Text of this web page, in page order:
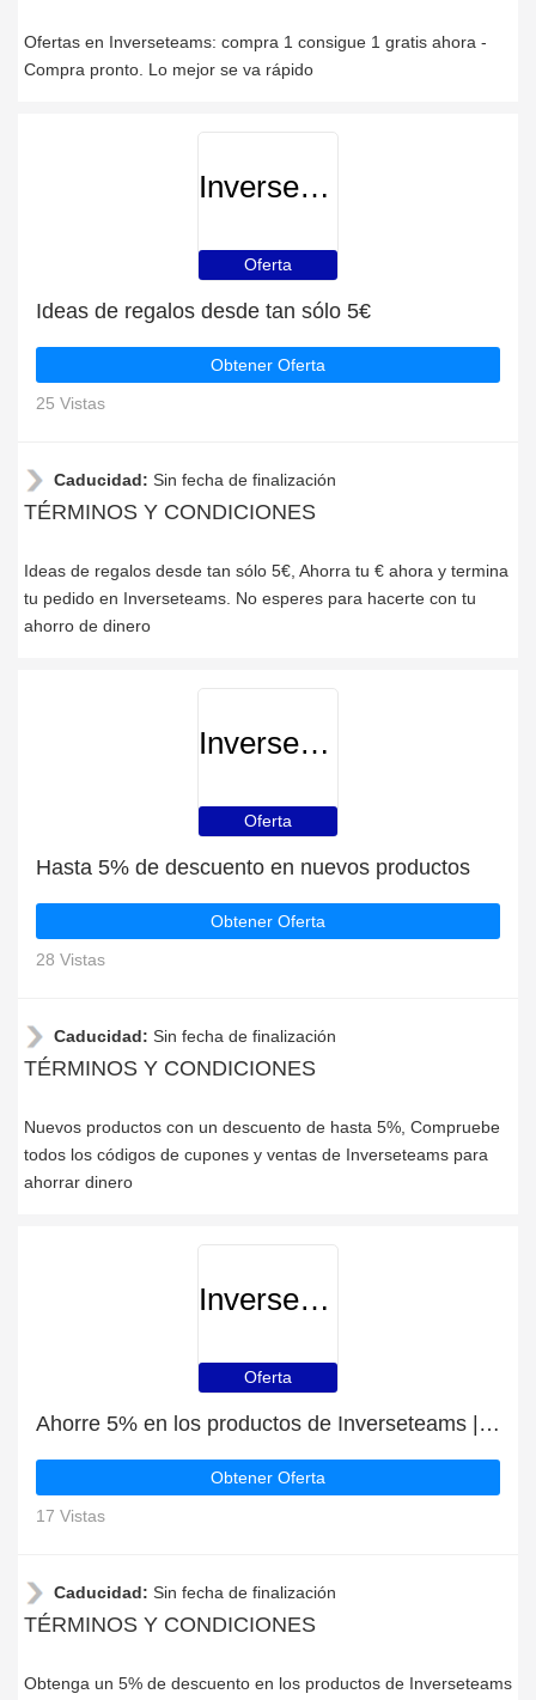
Ofertas en Inverseteams: compra 1 consigue 1 gratis ahora -
Compra pronto. Lo mejor se va rápido
Inverseteams
Oferta
Ideas de regalos desde tan sólo 5€
Obtener Oferta
25 Vistas
Caducidad: Sin fecha de finalización
TÉRMINOS Y CONDICIONES
Ideas de regalos desde tan sólo 5€, Ahorra tu € ahora y termina
tu pedido en Inverseteams. No esperes para hacerte con tu
ahorro de dinero
Inverseteams
Oferta
Hasta 5% de descuento en nuevos productos
Obtener Oferta
28 Vistas
Caducidad: Sin fecha de finalización
TÉRMINOS Y CONDICIONES
Nuevos productos con un descuento de hasta 5%, Compruebe
todos los códigos de cupones y ventas de Inverseteams para
ahorrar dinero
Inverseteams
Oferta
Ahorre 5% en los productos de Inverseteams | mejor oferta
Obtener Oferta
17 Vistas
Caducidad: Sin fecha de finalización
TÉRMINOS Y CONDICIONES
Obtenga un 5% de descuento en los productos de Inverseteams